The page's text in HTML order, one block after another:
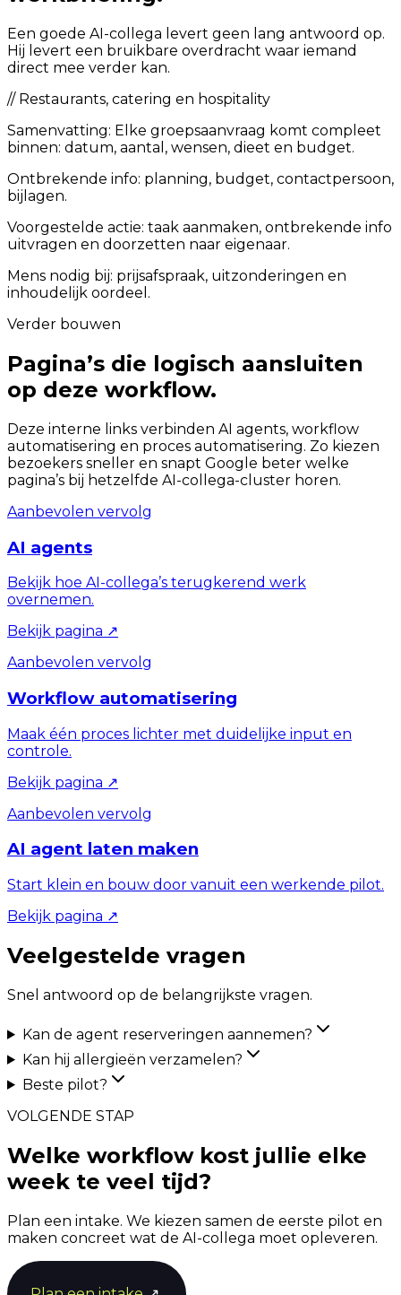
Een goede AI-collega levert geen lang antwoord op.
Hij levert een bruikbare overdracht waar iemand
direct mee verder kan.
// Restaurants, catering en hospitality
Samenvatting: Elke groepsaanvraag komt compleet
binnen: datum, aantal, wensen, dieet en budget.
Ontbrekende info: planning, budget, contactpersoon,
bijlagen.
Voorgestelde actie: taak aanmaken, ontbrekende info
uitvragen en doorzetten naar eigenaar.
Mens nodig bij: prijsafspraak, uitzonderingen en
inhoudelijk oordeel.
Verder bouwen
Pagina’s die logisch aansluiten
op deze workflow.
Deze interne links verbinden AI agents, workflow
automatisering en proces automatisering. Zo kiezen
bezoekers sneller en snapt Google beter welke
pagina’s bij hetzelfde AI-collega-cluster horen.
Aanbevolen vervolg
AI agents
Bekijk hoe AI-collega’s terugkerend werk
overnemen.
Bekijk pagina ↗
Aanbevolen vervolg
Workflow automatisering
Maak één proces lichter met duidelijke input en
controle.
Bekijk pagina ↗
Aanbevolen vervolg
AI agent laten maken
Start klein en bouw door vanuit een werkende pilot.
Bekijk pagina ↗
Veelgestelde vragen
Snel antwoord op de belangrijkste vragen.
Kan de agent reserveringen aannemen?
Kan hij allergieën verzamelen?
Beste pilot?
VOLGENDE STAP
Welke workflow kost jullie elke
week te veel tijd?
Plan een intake. We kiezen samen de eerste pilot en
maken concreet wat de AI-collega moet opleveren.